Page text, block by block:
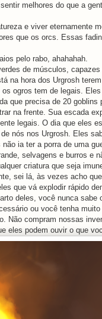
melhores do que a
e viver eternamente
que os orcs. Essas
pelo rabo, ahahahah.
de músculos,
na hora dos Urgrosh
ogros tem de legais.
que precisa de 20
na frente. Sua escada
legais. O dia que eles
nós nos Urgrosh. Eles
ia ter a porra de uma
selvagens e burros e
criatura que seja
sei lá, às vezes acho
que vá explodir rápido
deles, você nunca
ou você tenha muito
Não compram nossas
eles podem ouvir o que